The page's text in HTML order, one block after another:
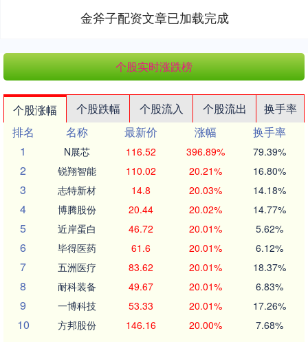
金斧子配资文章已加载完成
个股实时涨跌榜
个股涨幅 个股跌幅 个股流入 个股流出
换手率
排名
名称 最新价 涨幅
换手率
1
N展芯 116.52 396.89% 79.39%
2 锐翔智能 110.02 20.21% 16.80%
3 志特新材 14.8 20.03% 14.18%
4 博腾股份 20.44 20.02% 14.77%
5 近岸蛋白 46.72 20.01% 5.62%
6 毕得医药 61.6 20.01% 6.12%
7 五洲医疗 83.62 20.01% 18.37%
8 耐科装备 49.67 20.01% 6.83%
9 一博科技 53.33 20.01% 17.26%
10 方邦股份 146.16 20.00% 7.68%